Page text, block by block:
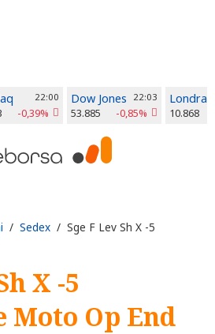
22:00
-0,39%
Dow Jones 22:03
53.885 -0,85%
Londra
10.868
/ Sedex / Sge F Lev Sh X -5
X -5
Moto Op End